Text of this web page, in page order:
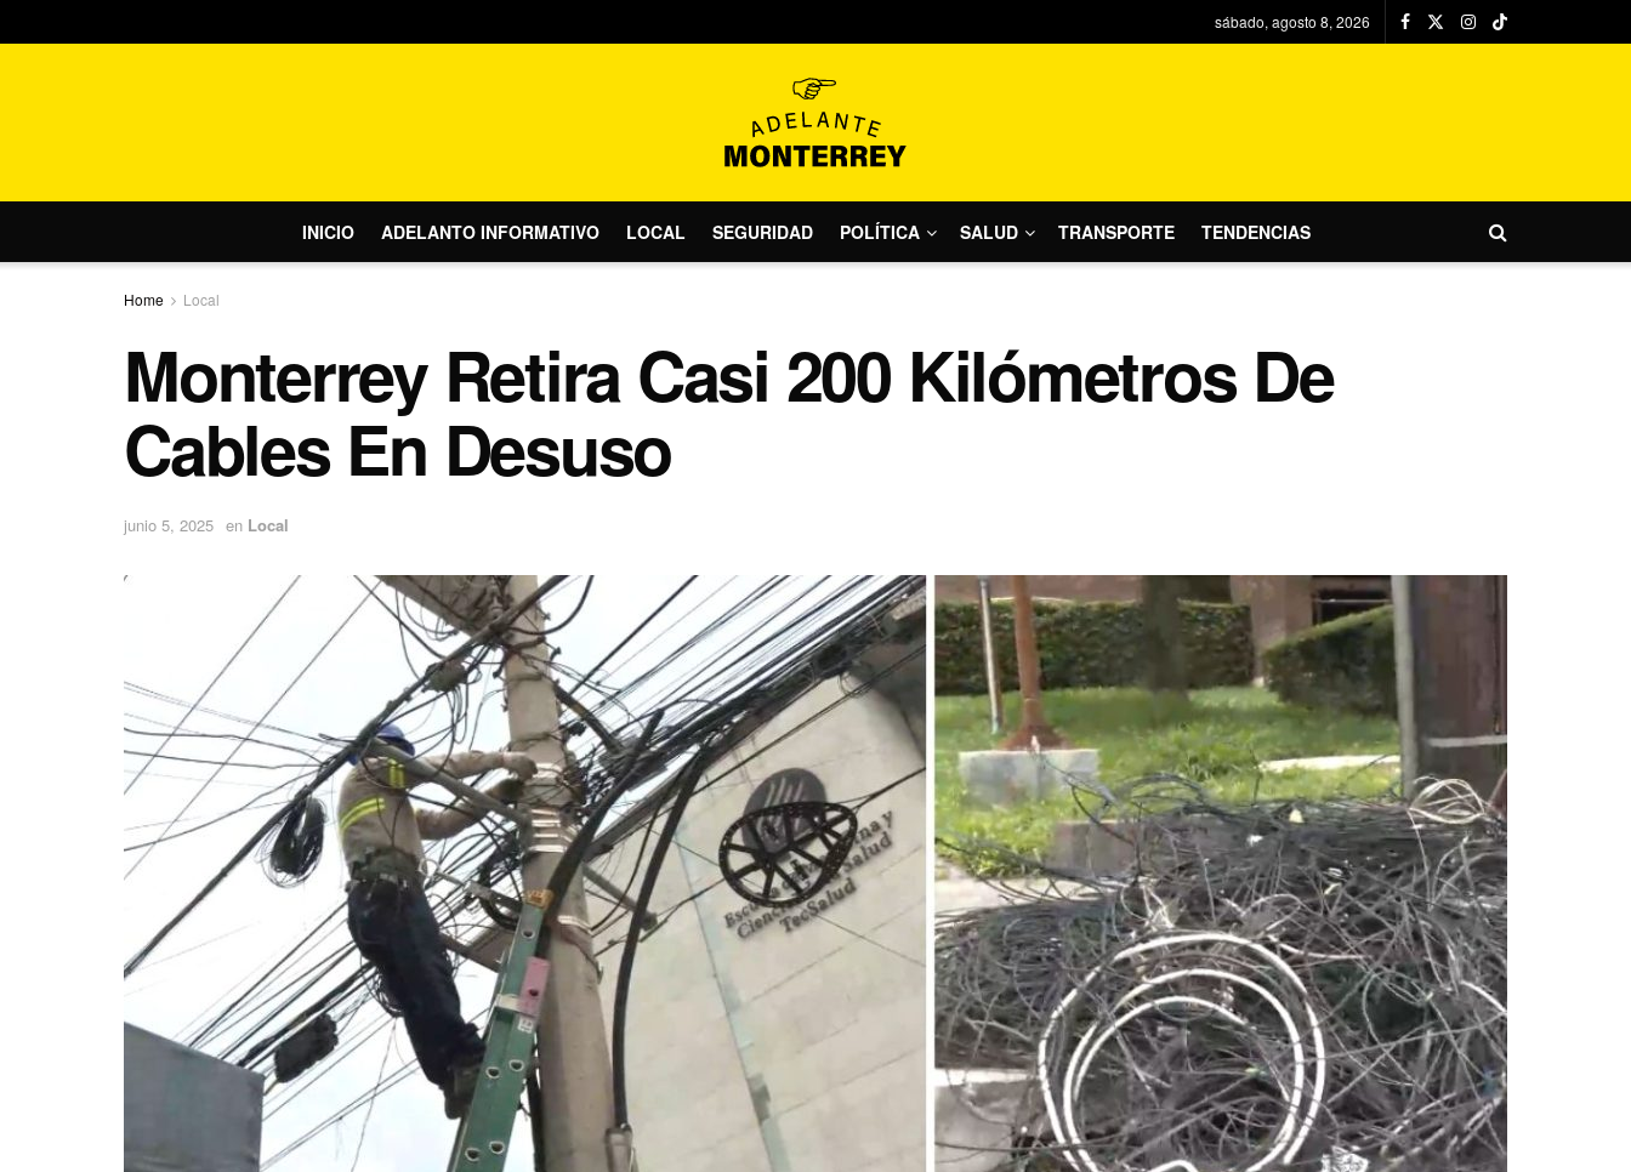
sábado, agosto 8, 2026
INICIO ADELANTO INFORMATIVO LOCAL SEGURIDAD POLÍTICA SALUD TRANSPORTE TENDENCIAS
Home Local
Monterrey Retira Casi 200 Kilómetros De
Cables En Desuso
junio 5, 2025 en Local